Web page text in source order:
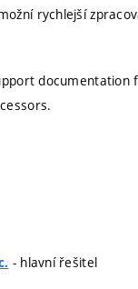
rychlejší
- hlavní řešitel